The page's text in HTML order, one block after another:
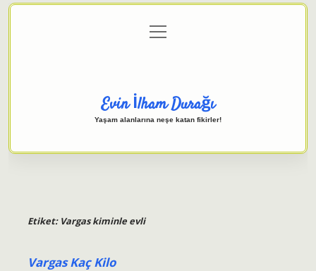
Gizlilik Politikası
menüyü
aç
Evin İlham Durağı
Yaşam alanlarına neşe katan fikirler!
Etiket: Vargas kiminle evli
Vargas Kaç Kilo